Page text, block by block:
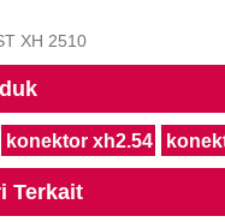
XH 2510
konektor xh2.54
Terkait